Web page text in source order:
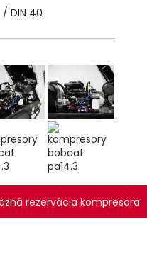
/ DIN 40
rezervácia kompresora